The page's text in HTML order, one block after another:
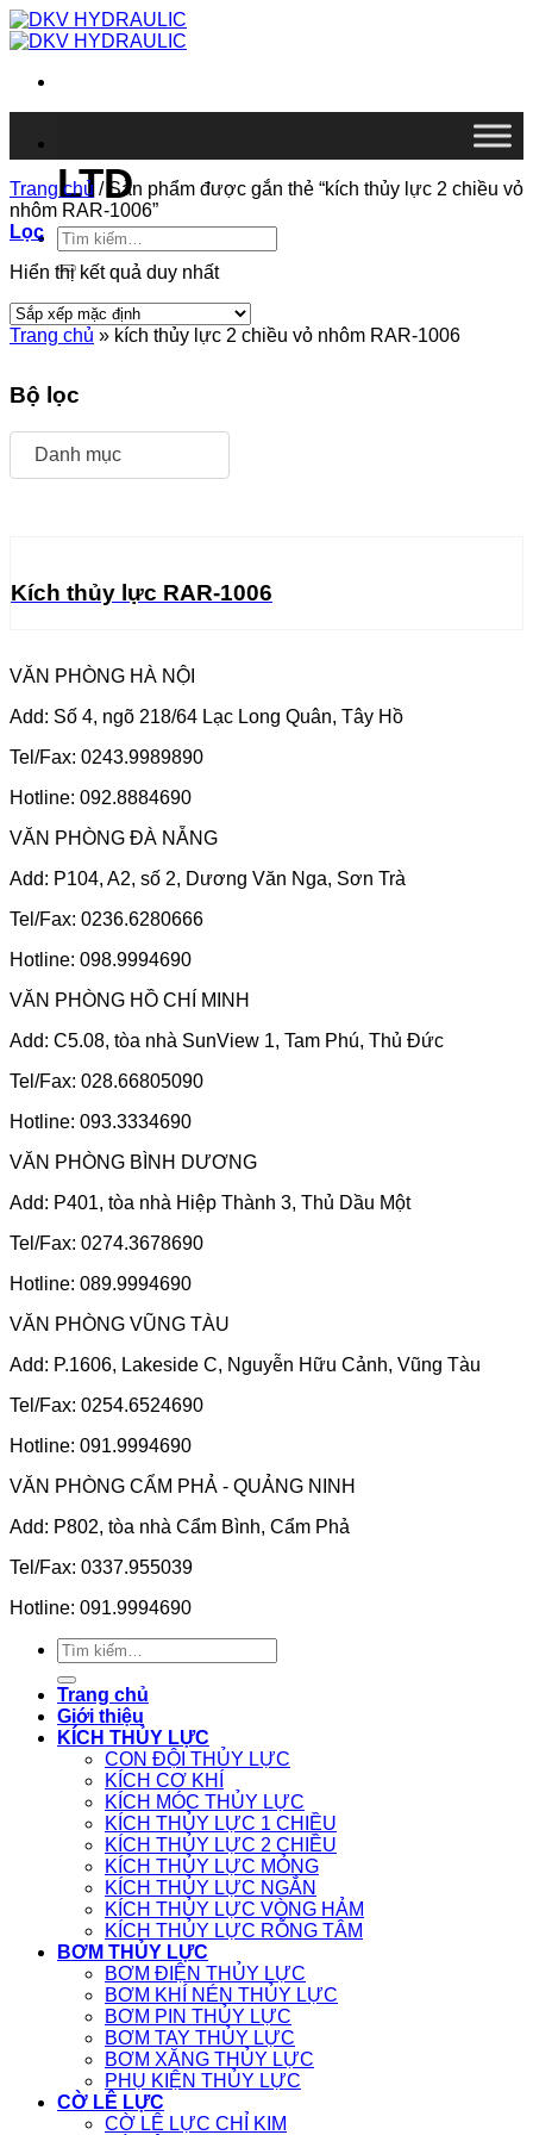
Chuyển
đến
dung
LTD
Tìm
kiếm:
Trang chủ /Sản phẩm được gắn thẻ “kích thủy lực 2 chiều vỏ
nhôm RAR-1006”
Lọc
Hiển thị kết quả duy nhất
Trang chủ » kích thủy lực 2 chiều vỏ nhôm RAR-1006
Bộ lọc
Danh mục
Kích thủy lực RAR-1006
VĂN PHÒNG HÀ NỘI
Add: Số 4, ngõ 218/64 Lạc Long Quân, Tây Hồ
Tel/Fax: 0243.9989890
Hotline: 092.8884690
VĂN PHÒNG ĐÀ NẴNG
Add: P104, A2, số 2, Dương Văn Nga, Sơn Trà
Tel/Fax: 0236.6280666
Hotline: 098.9994690
VĂN PHÒNG HỒ CHÍ MINH
Add: C5.08, tòa nhà SunView 1, Tam Phú, Thủ Đức
Tel/Fax: 028.66805090
Hotline: 093.3334690
VĂN PHÒNG BÌNH DƯƠNG
Add: P401, tòa nhà Hiệp Thành 3, Thủ Dầu Một
Tel/Fax: 0274.3678690
Hotline: 089.9994690
VĂN PHÒNG VŨNG TÀU
Add: P.1606, Lakeside C, Nguyễn Hữu Cảnh, Vũng Tàu
Tel/Fax: 0254.6524690
Hotline: 091.9994690
VĂN PHÒNG CẨM PHẢ - QUẢNG NINH
Add: P802, tòa nhà Cẩm Bình, Cẩm Phả
Tel/Fax: 0337.955039
Hotline: 091.9994690
Tìm
kiếm:
Trang chủ
Giới thiệu
KÍCH THỦY LỰC
CON ĐỘI THỦY LỰC
KÍCH CƠ KHÍ
KÍCH MÓC THỦY LỰC
KÍCH THỦY LỰC 1 CHIỀU
KÍCH THỦY LỰC 2 CHIỀU
KÍCH THỦY LỰC MỎNG
KÍCH THỦY LỰC NGẮN
KÍCH THỦY LỰC VÒNG HẢM
KÍCH THỦY LỰC RỖNG TÂM
BƠM THỦY LỰC
BƠM ĐIỆN THỦY LỰC
BƠM KHÍ NÉN THỦY LỰC
BƠM PIN THỦY LỰC
BƠM TAY THỦY LỰC
BƠM XĂNG THỦY LỰC
PHỤ KIỆN THỦY LỰC
CỜ LÊ LỰC
CỜ LÊ LỰC CHỈ KIM